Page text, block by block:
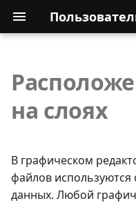
на слоях
В графическом
файлов
данных. Любой